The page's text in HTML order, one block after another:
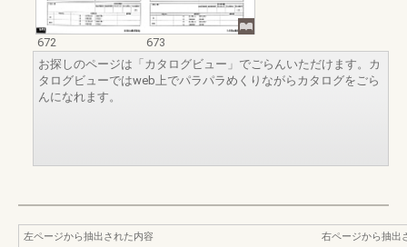
672
673
お探しのページは「カタログビュー」でごらんいただけます。カ
タログビューではweb上でパラパラめくりながらカタログをごら
んになれます。
左ページから抽出された内容
右ページから抽出